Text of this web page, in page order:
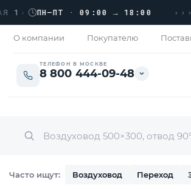
ПН–ПТ · 09:00 → 18:00 ›››
О компании Покупателю
ТЕЛЕФОН В МОСКВЕ
8 800 444-09-48
Часто ищут: Воздуховод Переход